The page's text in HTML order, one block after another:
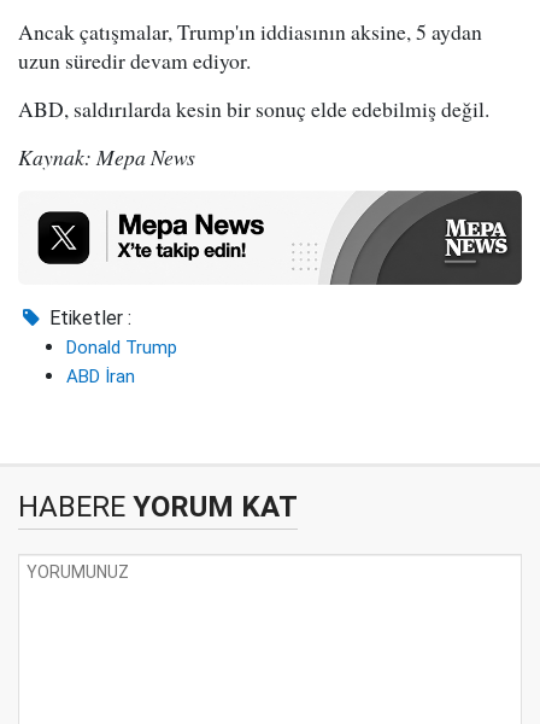
Ancak çatışmalar, Trump'ın iddiasının aksine, 5 aydan
uzun süredir devam ediyor.
ABD, saldırılarda kesin bir sonuç elde edebilmiş değil.
Kaynak: Mepa News
Etiketler :
Donald Trump
ABD İran
HABERE YORUM KAT